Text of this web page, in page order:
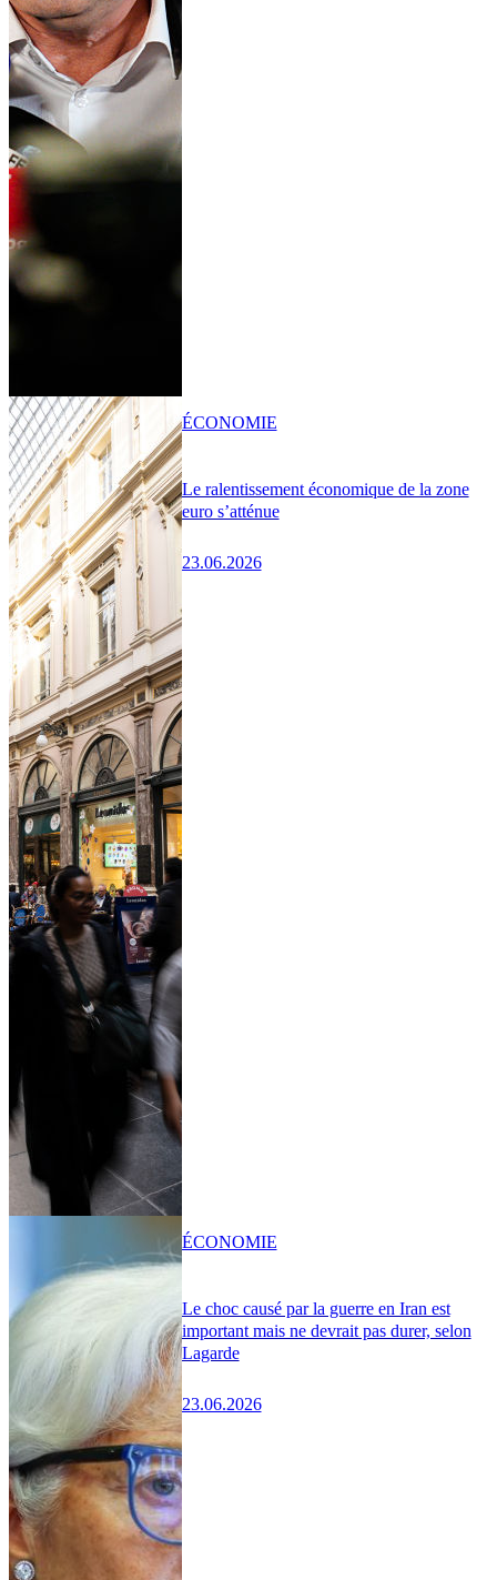
Le ralentissement économique de la zone
euro s’atténue
23.06.2026
ÉCONOMIE
Le choc causé par la guerre en Iran est
important mais ne devrait pas durer, selon
Lagarde
23.06.2026
ÉCONOMIE